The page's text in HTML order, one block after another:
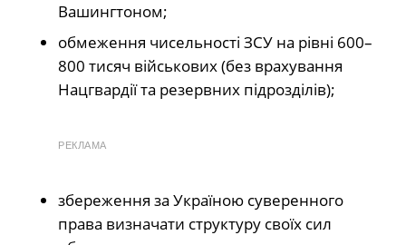
Вашингтоном;
обмеження чисельності ЗСУ на рівні 600–
800 тисяч військових (без врахування
Нацгвардії та резервних підрозділів);
РЕКЛАМА
збереження за Україною суверенного
права визначати структуру своїх сил